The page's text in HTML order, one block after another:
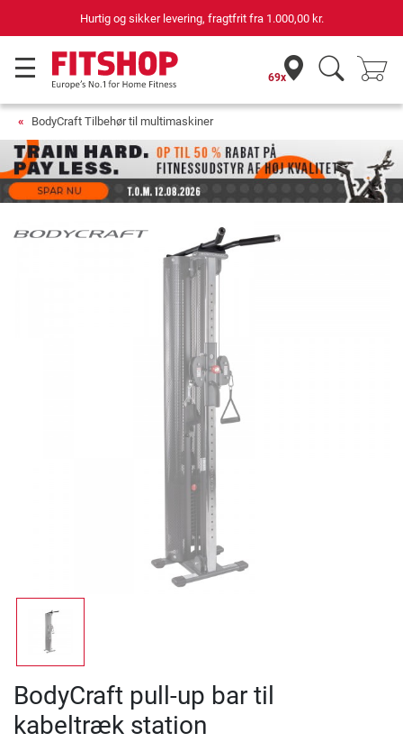
Hurtig og sikker levering, fragtfrit fra 1.000,00 kr.
69x
BodyCraft Tilbehør til multimaskiner
BodyCraft pull-up bar til
kabeltræk station